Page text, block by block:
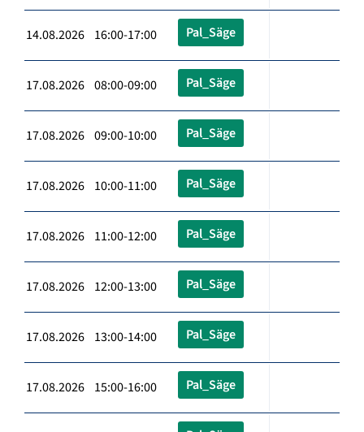
14.08.2026 16:00-17:00 Pal_Säge
17.08.2026 08:00-09:00 Pal_Säge
17.08.2026 09:00-10:00 Pal_Säge
17.08.2026 10:00-11:00 Pal_Säge
17.08.2026 11:00-12:00 Pal_Säge
17.08.2026 12:00-13:00 Pal_Säge
17.08.2026 13:00-14:00 Pal_Säge
17.08.2026 15:00-16:00 Pal_Säge